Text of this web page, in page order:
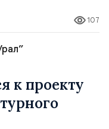
из турецкого
овощи и фрукты.
107
к проекту